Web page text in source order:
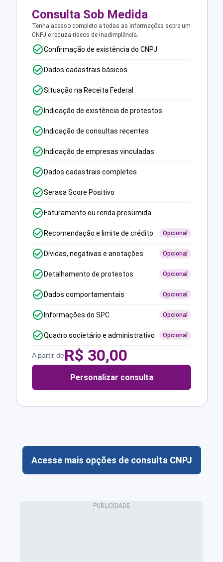
Consulta Sob Medida
Tenha acesso completo a todas as informações sobre um
CNPJ e reduza riscos de inadimplência.
Confirmação de existência do CNPJ
Dados cadastrais básicos
Situação na Receita Federal
Indicação de existência de protestos
Indicação de consultas recentes
Indicação de empresas vinculadas
Dados cadastrais completos
Serasa Score Positivo
Faturamento ou renda presumida
Recomendação e limite de crédito Opcional
Dívidas, negativas e anotações Opcional
Detalhamento de protestos Opcional
Dados comportamentais Opcional
Informações do SPC Opcional
Quadro societário e administrativo Opcional
A partir deR$ 30,00
Personalizar consulta
Acesse mais opções de consulta CNPJ